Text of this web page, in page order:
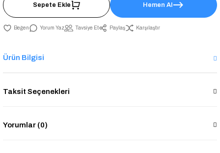
Sepete Ekle Hemen Al
Yorum Yaz Tavsiye Et Paylaş Karşılaştır
Ürün Bilgisi
Taksit Seçenekleri
Yorumlar (0)